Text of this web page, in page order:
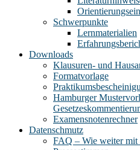
Schwerpunkte
Lernmaterialien
Downloads
Klausuren- und
Formatvorlage
Hamburger
Examensnotenrechner
Datenschmutz
FAQ – Wie weiter mit